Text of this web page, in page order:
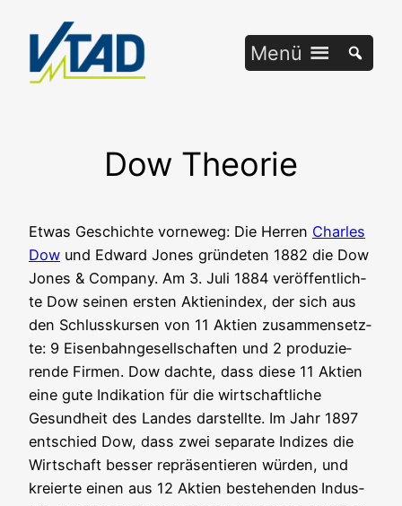
springen
Menü
Dow Theorie
Etwas Geschich­te vor­ne­weg: Die Her­ren Charles
Dow und Edward Jones grün­de­ten 1882 die Dow
Jones & Com­pa­ny. Am 3. Juli 1884 ver­öf­fent­lich­
te Dow sei­nen ers­ten Akti­en­in­dex, der sich aus
den Schluss­kur­sen von 11 Akti­en zusam­men­setz­
te: 9 Eisen­bahn­ge­sell­schaf­ten und 2 pro­du­zie­
ren­de Fir­men. Dow dach­te, dass die­se 11 Akti­en
eine gute Indi­ka­ti­on für die wirt­schaft­li­che
Gesund­heit des Lan­des dar­stell­te. Im Jahr 1897
ent­schied Dow, dass zwei sepa­ra­te Indi­zes die
Wirt­schaft bes­ser reprä­sen­tie­ren wür­den, und
kre­ierte einen aus 12 Akti­en bestehen­den Indus­